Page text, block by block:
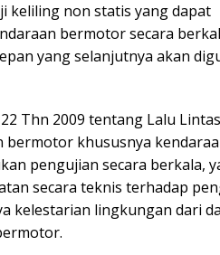
keliling non statis yang dapat
bermotor secara
yang selanjutnya akan
Thn 2009 tentang Lalu
bermotor khususnya
pengujian secara berkala,
secara teknis terhadap
kelestarian lingkungan dari